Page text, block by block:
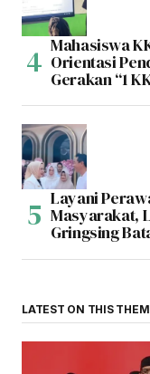
Mahasiswa
Orientasi
Gerakan “1
Layani
Masyarakat,
Gringsing
LATEST ON THIS